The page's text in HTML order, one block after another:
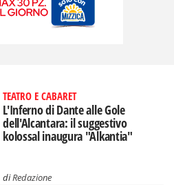
TEATRO E CABARET
L'Inferno di Dante alle Gole
dell'Alcantara: il suggestivo
kolossal inaugura "Alkantia"
diRedazione